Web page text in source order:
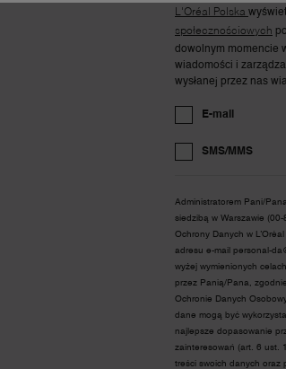
L'Oréal Polska
społecznościowych
dowolnym momencie
wiadomości i
wysłanej przez nas
E-mail
SMS/MMS
Administratorem Pani/
siedzibą w Warszawie
Ochrony Danych w
adresu e-mail personal-
wyżej wymienionych
przez Panią/Pana,
Ochronie Danych
dane mogą być
najlepsze dopasowanie
zainteresowań (art. 6 ust.
treści swoich danych oraz